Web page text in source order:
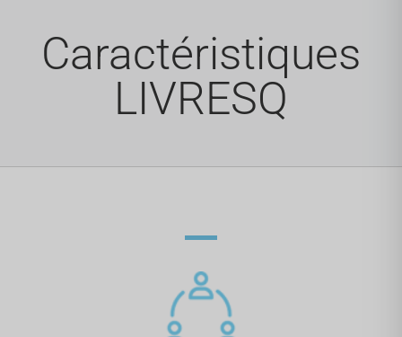
Caractéristiques
LIVRESQ